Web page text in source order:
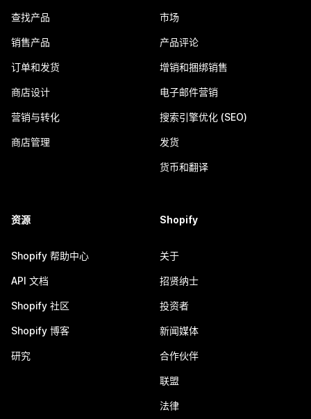
查找产品
销售产品
订单和发货
商店设计
营销与转化
商店管理
市场
产品评论
增销和捆绑销售
电子邮件营销
搜索引擎优化 (SEO)
发货
货币和翻译
资源
Shopify 帮助中心
API 文档
Shopify 社区
Shopify 博客
研究
Shopify
关于
招贤纳士
投资者
新闻媒体
合作伙伴
联盟
法律